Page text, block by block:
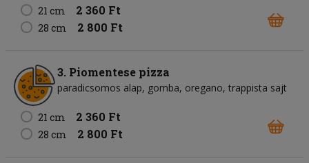
21 cm 2 360 Ft
28 cm 2 800 Ft
3. Piomentese pizza
paradicsomos alap gomba oregano trappista sajt
21 cm 2 360 Ft
28 cm 2 800 Ft